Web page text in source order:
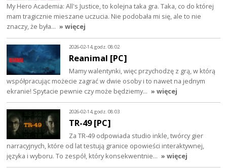
My Hero Academia: All's Justice, to kolejna taka gra. Taka, co do której
mam tragicznie mieszane uczucia. Nie podobała mi się, ale to nie
znaczy, że była… » więcej
2026-02-14, godz. 08:02
Reanimal [PC]
Mamy walentynki, więc przychodzę z grą, w którą
współpracując możecie zagrać w dwie osoby i to nawet na jednym
ekranie! Spytacie pewnie czy może będziemy… » więcej
2026-02-14, godz. 08:03
TR-49 [PC]
Za TR-49 odpowiada studio inkle, twórcy gier
narracyjnych, które od lat testują granice opowieści interaktywnej,
języka i wyboru. To zespół, który konsekwentnie… » więcej